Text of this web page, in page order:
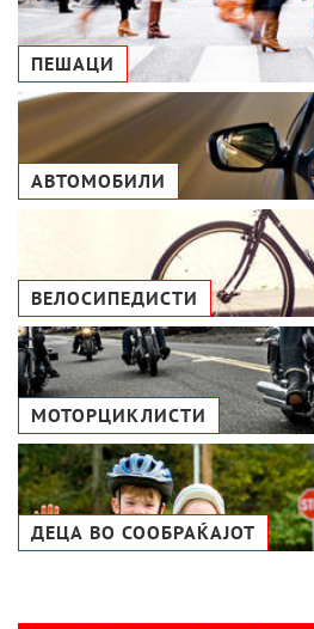
ПЕШАЦИ
АВТОМОБИЛИ
ВЕЛОСИПЕДИСТИ
МОТОРЦИКЛИСТИ
ДЕЦА ВО СООБРАЌАЈОТ